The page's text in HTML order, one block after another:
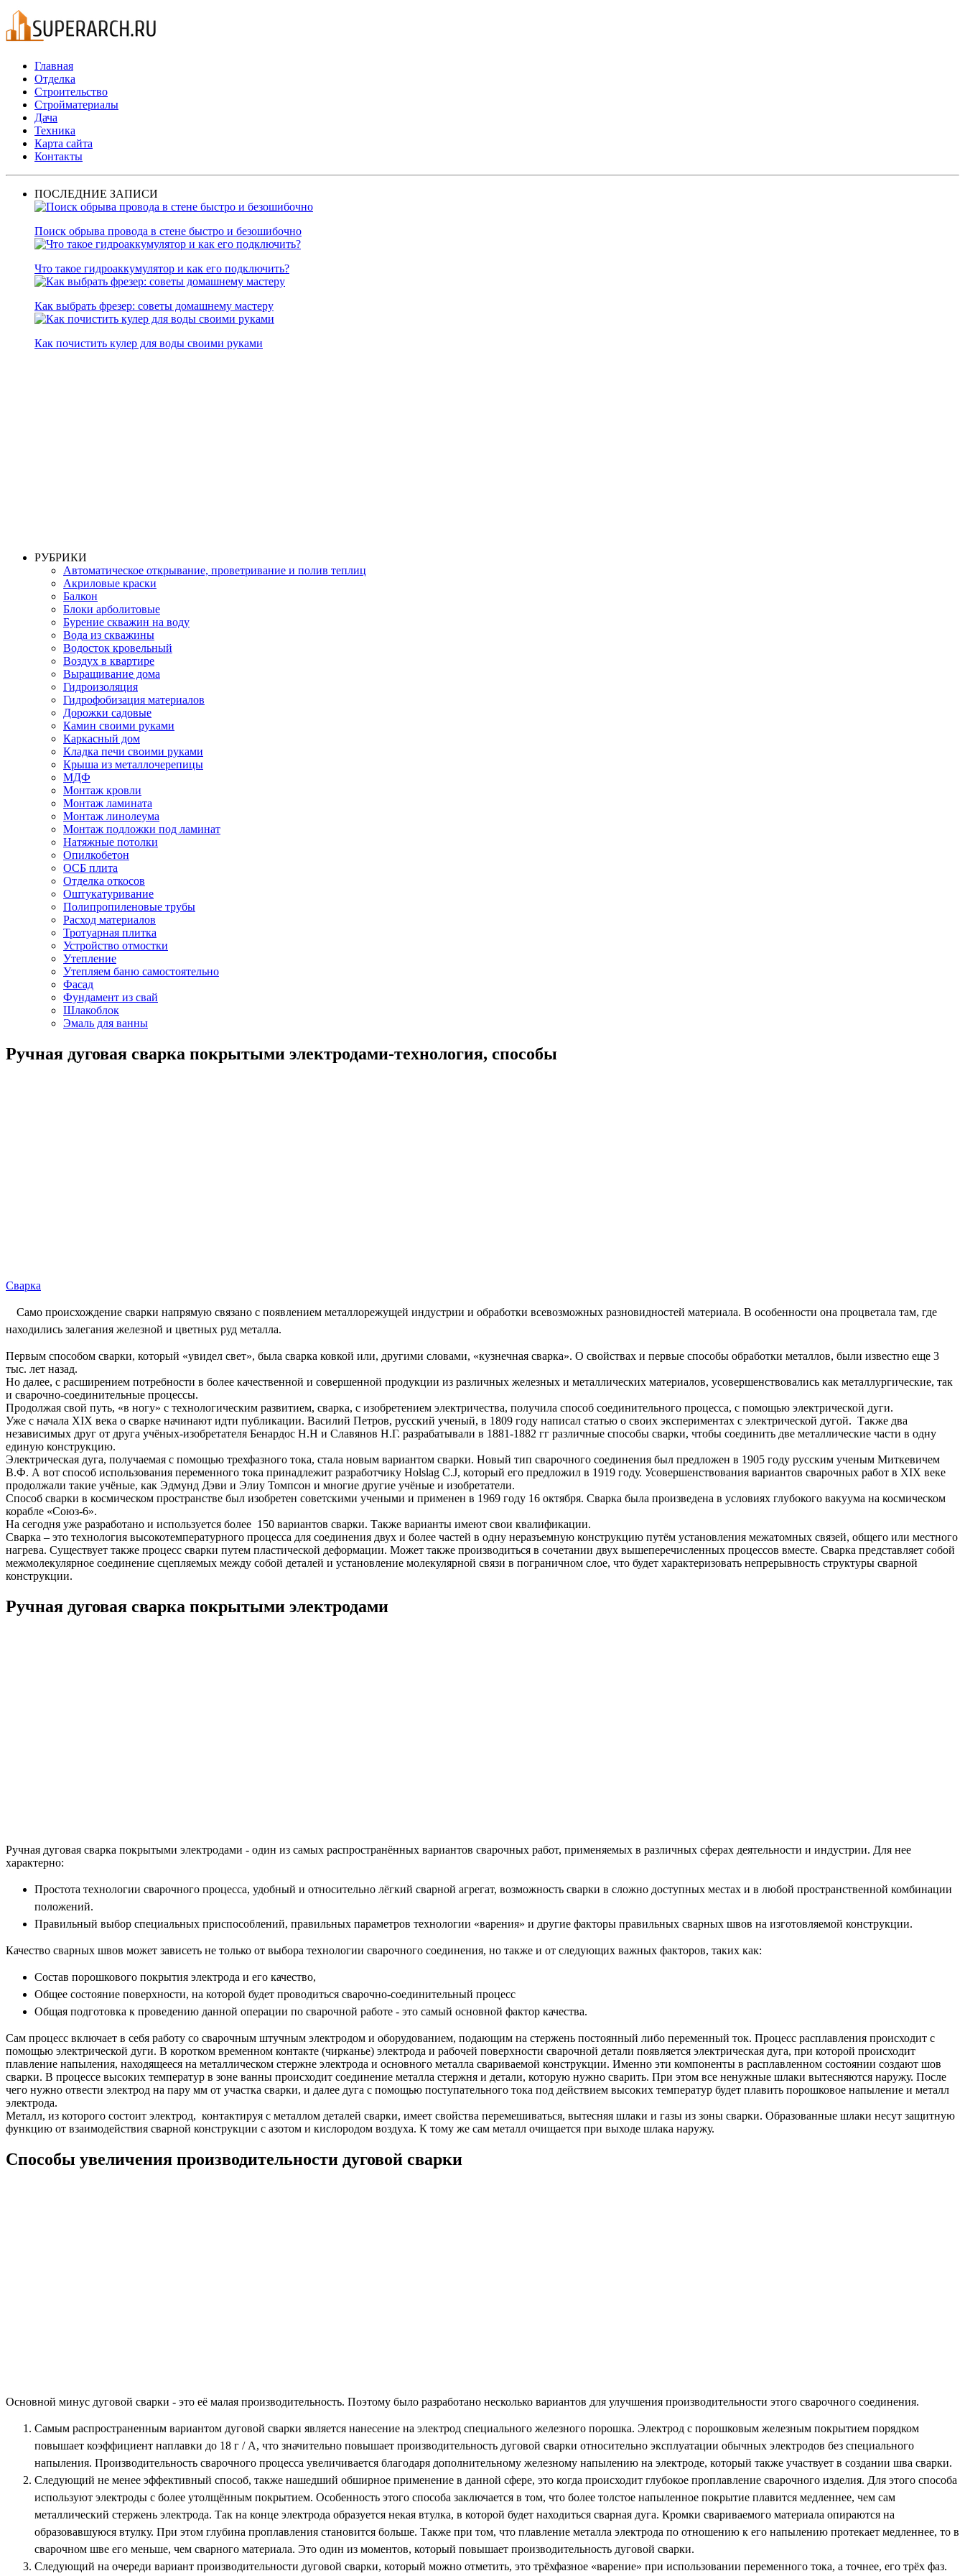
Главная
Отделка
Строительство
Стройматериалы
Дача
Техника
Карта сайта
Контакты
ПОСЛЕДНИЕ ЗАПИСИ
Поиск обрыва провода в стене быстро и безошибочно
Что такое гидроаккумулятор и как его подключить?
Как выбрать фрезер: советы домашнему мастеру
Как почистить кулер для воды своими руками
РУБРИКИ
Автоматическое открывание, проветривание и полив теплиц
Акриловые краски
Балкон
Блоки арболитовые
Бурение скважин на воду
Вода из скважины
Водосток кровельный
Воздух в квартире
Выращивание дома
Гидроизоляция
Гидрофобизация материалов
Дорожки садовые
Камин своими руками
Каркасный дом
Кладка печи своими руками
Крыша из металлочерепицы
МДФ
Монтаж кровли
Монтаж ламината
Монтаж линолеума
Монтаж подложки под ламинат
Натяжные потолки
Опилкобетон
ОСБ плита
Отделка откосов
Оштукатуривание
Полипропиленовые трубы
Расход материалов
Тротуарная плитка
Устройство отмостки
Утепление
Утепляем баню самостоятельно
Фасад
Фундамент из свай
Шлакоблок
Эмаль для ванны
Ручная дуговая сварка покрытыми электродами-технология, способы
Сварка
Само происхождение сварки напрямую связано с появлением металлорежущей индустрии и обработки всевозможных разновидностей материала. В особенности она процветала там, где
находились залегания железной и цветных руд металла.
Первым способом сварки, который «увидел свет», была сварка ковкой или, другими словами, «кузнечная сварка». О свойствах и первые способы обработки металлов, были известно еще 3
тыс. лет назад.
Но далее, с расширением потребности в более качественной и совершенной продукции из различных железных и металлических материалов, усовершенствовались как металлургические, так
и сварочно-соединительные процессы.
Продолжая свой путь, «в ногу» с технологическим развитием, сварка, с изобретением электричества, получила способ соединительного процесса, с помощью электрической дуги.
Уже с начала XIX века о сварке начинают идти публикации. Василий Петров, русский ученый, в 1809 году написал статью о своих экспериментах с электрической дугой. Также два
независимых друг от друга учёных-изобретателя Бенардос Н.Н и Славянов Н.Г. разрабатывали в 1881-1882 гг различные способы сварки, чтобы соединить две металлические части в одну
единую конструкцию.
Электрическая дуга, получаемая с помощью трехфазного тока, стала новым вариантом сварки. Новый тип сварочного соединения был предложен в 1905 году русским ученым Миткевичем
В.Ф. А вот способ использования переменного тока принадлежит разработчику Holslag C.J, который его предложил в 1919 году. Усовершенствования вариантов сварочных работ в XIX веке
продолжали такие учёные, как Эдмунд Дэви и Элиу Томпсон и многие другие учёные и изобретатели.
Способ сварки в космическом пространстве был изобретен советскими учеными и применен в 1969 году 16 октября. Сварка была произведена в условиях глубокого вакуума на космическом
корабле «Союз-6».
На сегодня уже разработано и используется более 150 вариантов сварки. Также варианты имеют свои квалификации.
Сварка – это технология высокотемпературного процесса для соединения двух и более частей в одну неразъемную конструкцию путём установления межатомных связей, общего или местного
нагрева. Существует также процесс сварки путем пластической деформации. Может также производиться в сочетании двух вышеперечисленных процессов вместе. Сварка представляет собой
межмолекулярное соединение сцепляемых между собой деталей и установление молекулярной связи в пограничном слое, что будет характеризовать непрерывность структуры сварной
конструкции.
Ручная дуговая сварка покрытыми электродами
Ручная дуговая сварка покрытыми электродами - один из самых распространённых вариантов сварочных работ, применяемых в различных сферах деятельности и индустрии. Для нее
характерно:
Простота технологии сварочного процесса, удобный и относительно лёгкий сварной агрегат, возможность сварки в сложно доступных местах и в любой пространственной комбинации
положений.
Правильный выбор специальных приспособлений, правильных параметров технологии «варения» и другие факторы правильных сварных швов на изготовляемой конструкции.
Качество сварных швов может зависеть не только от выбора технологии сварочного соединения, но также и от следующих важных факторов, таких как:
Состав порошкового покрытия электрода и его качество,
Общее состояние поверхности, на которой будет проводиться сварочно-соединительный процесс
Общая подготовка к проведению данной операции по сварочной работе - это самый основной фактор качества.
Сам процесс включает в себя работу со сварочным штучным электродом и оборудованием, подающим на стержень постоянный либо переменный ток. Процесс расплавления происходит с
помощью электрической дуги. В коротком временном контакте (чирканье) электрода и рабочей поверхности сварочной детали появляется электрическая дуга, при которой происходит
плавление напыления, находящееся на металлическом стержне электрода и основного металла свариваемой конструкции. Именно эти компоненты в расплавленном состоянии создают шов
сварки. В процессе высоких температур в зоне ванны происходит соединение металла стержня и детали, которую нужно сварить. При этом все ненужные шлаки вытесняются наружу. После
чего нужно отвести электрод на пару мм от участка сварки, и далее дуга с помощью поступательного тока под действием высоких температур будет плавить порошковое напыление и металл
электрода.
Металл, из которого состоит электрод, контактируя с металлом деталей сварки, имеет свойства перемешиваться, вытесняя шлаки и газы из зоны сварки. Образованные шлаки несут защитную
функцию от взаимодействия сварной конструкции с азотом и кислородом воздуха. К тому же сам металл очищается при выходе шлака наружу.
Способы увеличения производительности дуговой сварки
Основной минус дуговой сварки - это её малая производительность. Поэтому было разработано несколько вариантов для улучшения производительности этого сварочного соединения.
Самым распространенным вариантом дуговой сварки является нанесение на электрод специального железного порошка. Электрод с порошковым железным покрытием порядком
повышает коэффициент наплавки до 18 г / А, что значительно повышает производительность дуговой сварки относительно эксплуатации обычных электродов без специального
напыления. Производительность сварочного процесса увеличивается благодаря дополнительному железному напылению на электроде, который также участвует в создании шва сварки.
Следующий не менее эффективный способ, также нашедший обширное применение в данной сфере, это когда происходит глубокое проплавление сварочного изделия. Для этого способа
используют электроды с более утолщённым покрытием. Особенность этого способа заключается в том, что более толстое напыленное покрытие плавится медленнее, чем сам
металлический стержень электрода. Так на конце электрода образуется некая втулка, в которой будет находиться сварная дуга. Кромки свариваемого материала опираются на
образовавшуюся втулку. При этом глубина проплавления становится больше. Также при том, что плавление металла электрода по отношению к его напылению протекает медленнее, то в
сварочном шве его меньше, чем сварного материала. Это один из моментов, который повышает производительность дуговой сварки.
Следующий на очереди вариант производительности дуговой сварки, который можно отметить, это трёхфазное «варение» при использовании переменного тока, а точнее, его трёх фаз.